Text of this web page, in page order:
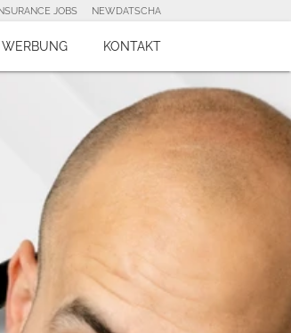
JOBS NEWDATSCHA
WERBUNG KONTAKT